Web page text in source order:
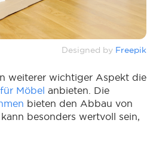
Designed by Freepik
weiterer wichtiger Aspekt die
Möbel anbieten. Die
bieten den Abbau von
besonders wertvoll sein,